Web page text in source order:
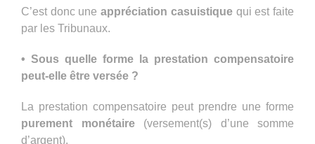
C’est donc uneappréciation casuistiquequi est faite
par les Tribunaux.
• Sous quelle forme la prestation compensatoire
peut-elle être versée ?
La prestation compensatoire peut prendre une forme
purement monétaire(versement(s) d’une somme
d’argent).